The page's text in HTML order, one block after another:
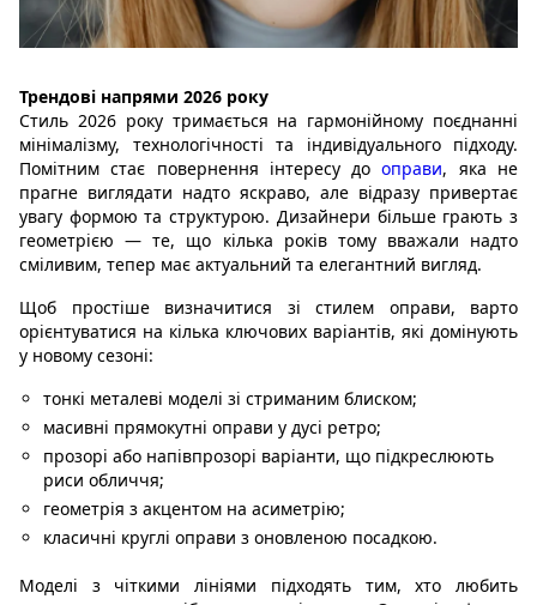
Трендові напрями 2026 року
Стиль 2026 року тримається на гармонійному поєднанні
мінімалізму, технологічності та індивідуального підходу.
Помітним стає повернення інтересу дооправи, яка не
прагне виглядати надто яскраво, але відразу привертає
увагу формою та структурою. Дизайнери більше грають з
геометрією — те, що кілька років тому вважали надто
сміливим, тепер має актуальний та елегантний вигляд.
Щоб простіше визначитися зі стилем оправи, варто
орієнтуватися на кілька ключових варіантів, які домінують
у новому сезоні:
тонкі металеві моделі зі стриманим блиском;
масивні прямокутні оправи у дусі ретро;
прозорі або напівпрозорі варіанти, що підкреслюють
риси обличчя;
геометрія з акцентом на асиметрію;
класичні круглі оправи з оновленою посадкою.
Моделі з чіткими лініями підходять тим, хто любить